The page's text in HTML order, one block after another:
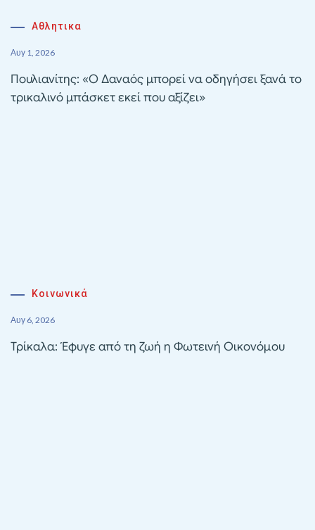
Αθλητικα
Αυγ 1, 2026
Πουλιανίτης: «Ο Δαναός μπορεί να οδηγήσει ξανά το
τρικαλινό μπάσκετ εκεί που αξίζει»
Κοινωνικά
Αυγ 6, 2026
Τρίκαλα: Έφυγε από τη ζωή η Φωτεινή Οικονόμου